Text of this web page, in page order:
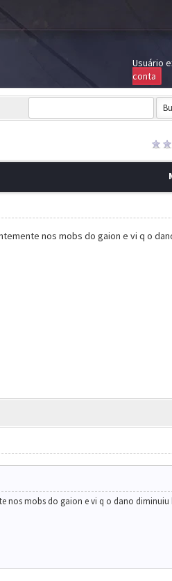
Usuário
conta
nos mobs do gaion e vi q o
nos mobs do gaion e vi q o dano diminuiu